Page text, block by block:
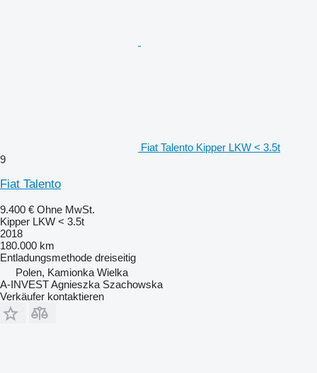
Fiat Talento Kipper LKW < 3.5t
9
Fiat Talento
9.400 € Ohne MwSt.
Kipper LKW < 3.5t
2018
180.000 km
Entladungsmethode dreiseitig
Polen, Kamionka Wielka
A-INVEST Agnieszka Szachowska
Verkäufer kontaktieren